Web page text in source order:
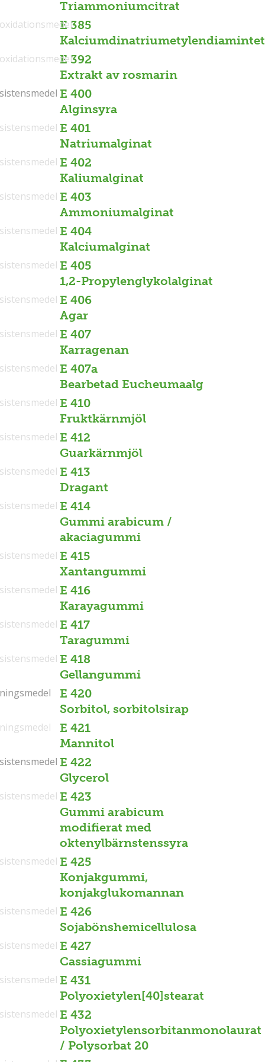
Triammoniumcitrat
E 385
E 392
Extrakt av rosmarin
E 400
Alginsyra
E 401
Natriumalginat
E 402
Kaliumalginat
E 403
Ammoniumalginat
E 404
Kalciumalginat
E 405
1,2-Propylenglykolalginat
E 406
Agar
E 407
Karragenan
E 407a
Bearbetad Eucheumaalg
E 410
Fruktkärnmjöl
E 412
Guarkärnmjöl
E 413
Dragant
E 414
Gummi arabicum /
akaciagummi
E 415
Xantangummi
E 416
Karayagummi
E 417
Taragummi
E 418
Gellangummi
E 420
Sorbitol, sorbitolsirap
E 421
Mannitol
E 422
Glycerol
E 423
Gummi arabicum
modifierat med
oktenylbärnstenssyra
E 425
Konjakgummi,
konjakglukomannan
E 426
Sojabönshemicellulosa
E 427
Cassiagummi
E 431
Polyoxietylen[40]stearat
E 432
Polyoxietylensorbitanmonolaurat
/ Polysorbat 20